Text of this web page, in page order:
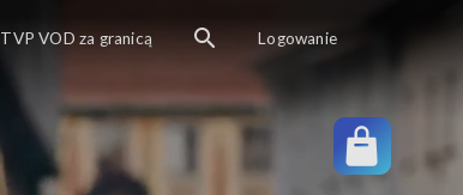
TVP VOD za granicą Logowanie